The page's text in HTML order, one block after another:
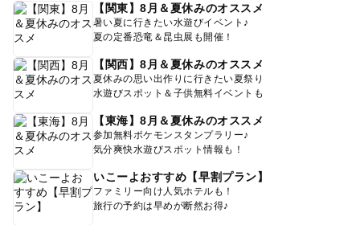
【関東】8月＆夏休みのオススメ
暑い夏に行きたい水遊びイベント♪
夏の定番恐竜＆昆虫展も開催！
【関西】8月＆夏休みのオススメ
夏休みの思い出作りに行きたい夏祭り
水遊びスポット＆子供無料イベントも
【東海】8月＆夏休みのオススメ
参加無料ポケモンスタンプラリー♪
気分爽快水遊びスポット情報も！
いこーよおすすめ【早割プラン】
ファミリー向け人気ホテルも！
旅行の予約は早めが断然お得♪